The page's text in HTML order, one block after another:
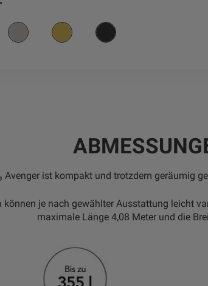
Avenger ist kompakt und trotzdem geräumig
können je nach gewählter Ausstattung leicht
maximale Länge 4,08 Meter und die